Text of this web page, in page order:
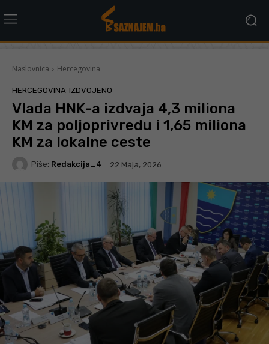
Naslovnica Hercegovina
HERCEGOVINA IZDVOJENO
Vlada HNK-a izdvaja 4,3 miliona
KM za poljoprivredu i 1,65 miliona
KM za lokalne ceste
Piše: Redakcija_4 22 Maja, 2026